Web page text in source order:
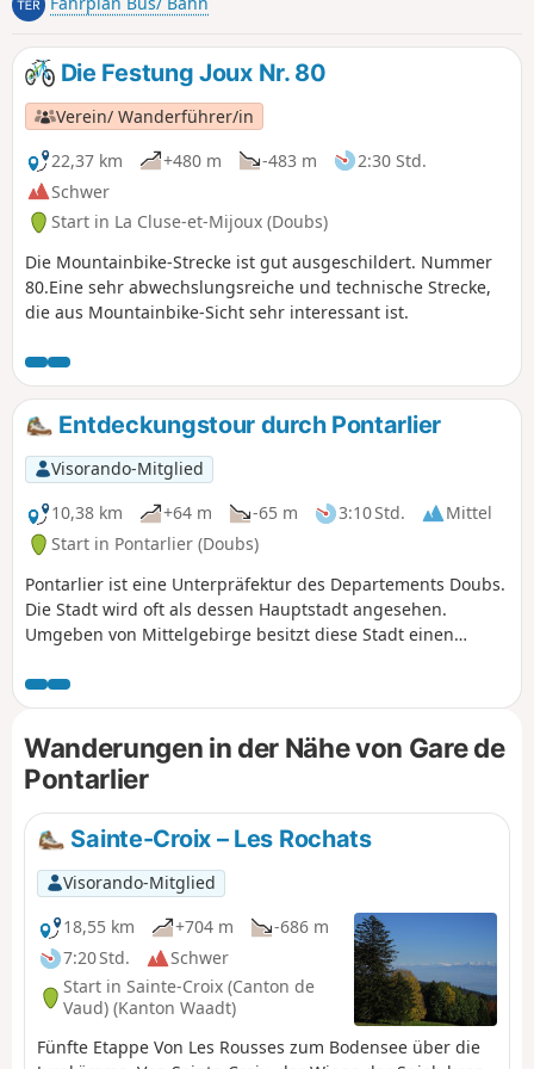
Die Festung Joux Nr. 80
Verein/ Wanderführer/in
22,37 km
+480 m -483 m
2:30 Std.
Schwer
Start in La Cluse-et-Mijoux (Doubs)
Die Mountainbike-Strecke ist gut ausgeschildert. Nummer
80.Eine sehr abwechslungsreiche und technische Strecke,
die aus Mountainbike-Sicht sehr interessant ist.
Entdeckungstour durch Pontarlier
Visorando-Mitglied
10,38 km
+64 m -65 m 3:10 Std.
Mittel
Start in Pontarlier (Doubs)
Pontarlier ist eine Unterpräfektur des Departements Doubs.
Die Stadt wird oft als dessen Hauptstadt angesehen.
Umgeben von Mittelgebirge besitzt diese Stadt einen
historische Denkmäler wie die Porte Saint-Pierre. Diese etwa
zehn Kilometer lange Wanderung ermöglicht es, einen
Großteil dieser Denkmäler sowie mehrere Parks zu
besichtigen. Von der Église Saint-Bénigne bis zum Parc des
Ouillons offenbart Pontarlier Ihnen so zahlreiche Facetten.
Die Strecke weist keine Schwierigkeiten auf. Sie ist jedoch
als „mittel“ eingestuft, da die Route mehr als 10 Kilometer
geeignet ist.
Wanderungen in der Nähe von Gare de
Pontarlier
Sainte-Croix – Les Rochats
Visorando-Mitglied
18,55 km
+704 m
-686 m
7:20 Std.
Schwer
Start in Sainte-Croix (Canton de
Vaud) (Kanton Waadt)
Fünfte Etappe Von Les Rousses zum Bodensee über die